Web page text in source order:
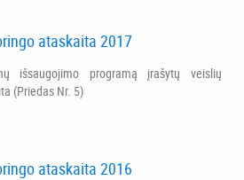
ataskaita 2017
išsaugojimo programą įrašytų veislių
(Priedas Nr. 5)
ataskaita 2016